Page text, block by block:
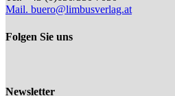
Mail. buero@limbusverlag.at
Folgen Sie uns
Newsletter